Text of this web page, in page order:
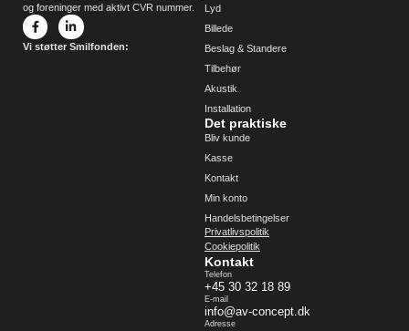
og foreninger med aktivt CVR nummer.
Vi støtter Smilfonden:
Lyd
Billede
Beslag & Standere
Tilbehør
Akustik
Installation
Det praktiske
Bliv kunde
Kasse
Kontakt
Min konto
Handelsbetingelser
Privatlivspolitik
Cookiepolitik
Kontakt
Telefon
+45 30 32 18 89
E-mail
info@av-concept.dk
Adresse